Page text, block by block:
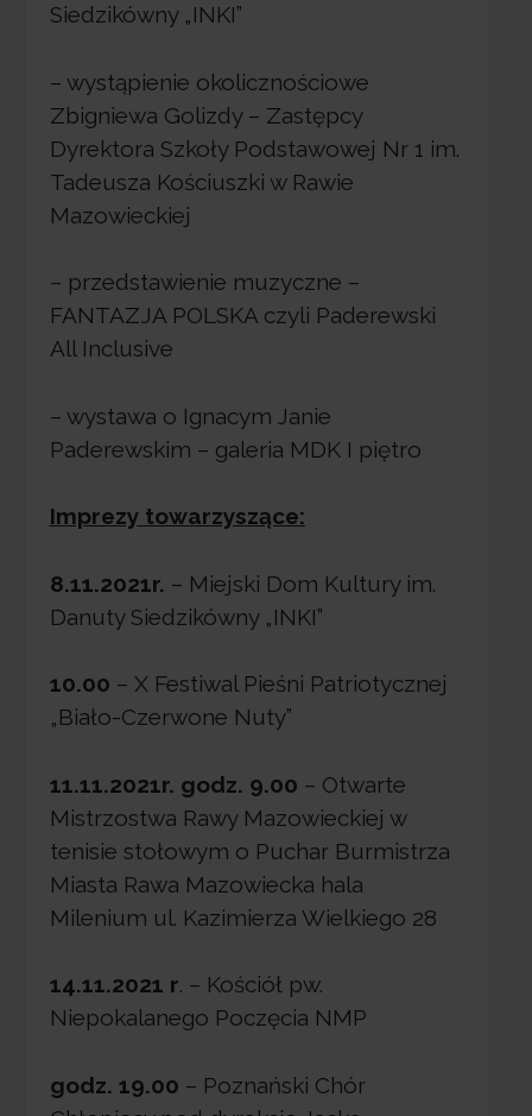
Siedzikówny „INKI”
– wystąpienie okolicznościowe
Zbigniewa Golizdy – Zastępcy
Dyrektora Szkoły Podstawowej Nr 1 im.
Tadeusza Kościuszki w Rawie
Mazowieckiej
– przedstawienie muzyczne –
FANTAZJA POLSKA czyli Paderewski
All Inclusive
– wystawa o Ignacym Janie
Paderewskim – galeria MDK I piętro
Imprezy towarzyszące:
8.11.2021r. – Miejski Dom Kultury im.
Danuty Siedzikówny „INKI”
10.00 – X Festiwal Pieśni Patriotycznej
„Biało-Czerwone Nuty”
11.11.2021r. godz. 9.00 – Otwarte
Mistrzostwa Rawy Mazowieckiej w
tenisie stołowym o Puchar Burmistrza
Miasta Rawa Mazowiecka hala
Milenium ul. Kazimierza Wielkiego 28
14.11.2021 r. – Kościół pw.
Niepokalanego Poczęcia NMP
godz. 19.00 – Poznański Chór